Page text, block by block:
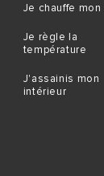
Je chauffe mon
Je règle la
température
J'assainis mon
intérieur